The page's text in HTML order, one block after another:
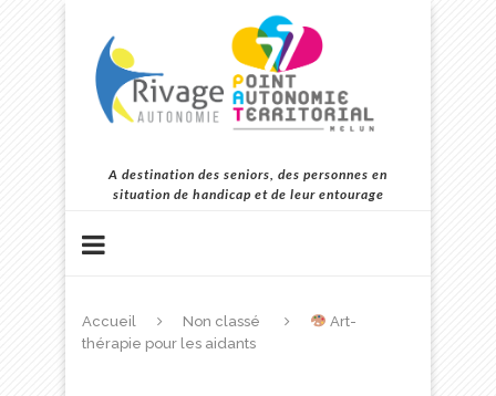
A destination des seniors, des personnes en
situation de handicap et de leur entourage
Accueil Non classé
Art-
thérapie pour les aidants